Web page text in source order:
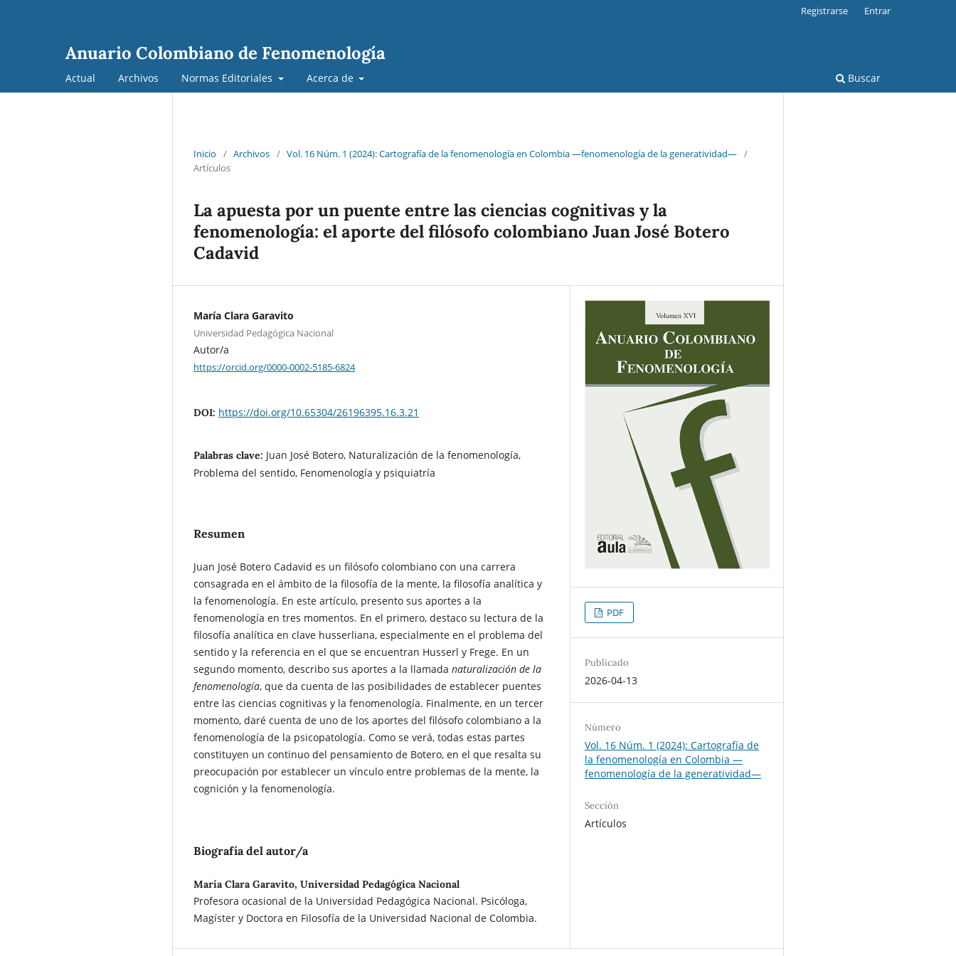
Anuario Colombiano de Fenomenología
Actual Archivos Normas Editoriales Acerca de Buscar
Registrarse Entrar
Inicio / Archivos / Vol. 16 Núm. 1 (2024): Cartografía de la fenomenología en Colombia —fenomenología de la generatividad— /
Artículos
La apuesta por un puente entre las ciencias cognitivas y la
fenomenología: el aporte del filósofo colombiano Juan José Botero
Cadavid
María Clara Garavito
Universidad Pedagógica Nacional
Autor/a
https://orcid.org/0000-0002-5185-6824
DOI: https://doi.org/10.65304/26196395.16.3.21
Palabras clave: Juan José Botero, Naturalización de la fenomenología,
Problema del sentido, Fenomenología y psiquiatría
Resumen
Juan José Botero Cadavid es un filósofo colombiano con una carrera
consagrada en el ámbito de la filosofía de la mente, la filosofía analítica y
la fenomenología. En este artículo, presento sus aportes a la
fenomenología en tres momentos. En el primero, destaco su lectura de la
filosofía analítica en clave husserliana, especialmente en el problema del
sentido y la referencia en el que se encuentran Husserl y Frege. En un
segundo momento, describo sus aportes a la llamada naturalización de la
fenomenología, que da cuenta de las posibilidades de establecer puentes
entre las ciencias cognitivas y la fenomenología. Finalmente, en un tercer
momento, daré cuenta de uno de los aportes del filósofo colombiano a la
fenomenología de la psicopatología. Como se verá, todas estas partes
constituyen un continuo del pensamiento de Botero, en el que resalta su
preocupación por establecer un vínculo entre problemas de la mente, la
cognición y la fenomenología.
Biografía del autor/a
María Clara Garavito, Universidad Pedagógica Nacional
Profesora ocasional de la Universidad Pedagógica Nacional. Psicóloga,
Magíster y Doctora en Filosofía de la Universidad Nacional de Colombia.
PDF
Publicado
2026-04-13
Número
Vol. 16 Núm. 1 (2024): Cartografía de
la fenomenología en Colombia —
fenomenología de la generatividad—
Sección
Artículos